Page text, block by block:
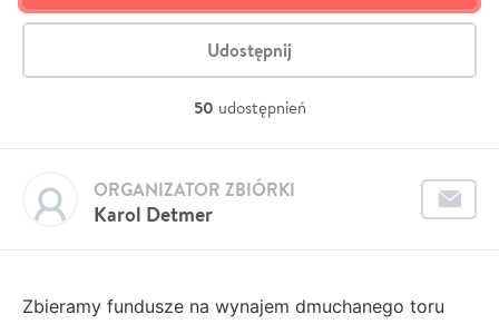
Udostępnij
50 udostępnień
Karol Detmer
ORGANIZATOR ZBIÓRKI
Zbieramy fundusze na wynajem dmuchanego toru